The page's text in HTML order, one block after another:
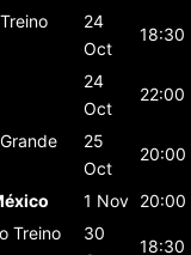
Treino
24
Oct
18:30
24
Oct
22:00
Grande
25
Oct
20:00
1 Nov 20:00
Treino
30
18:30